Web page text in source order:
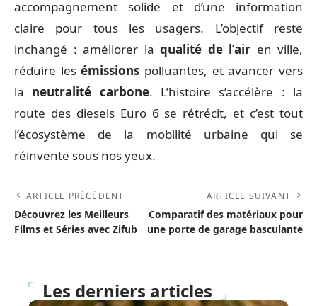
accompagnement solide et d’une information
claire pour tous les usagers. L’objectif reste
inchangé : améliorer la qualité de l’air en ville,
réduire lesémissions polluantes, et avancer vers
la neutralité carbone. L’histoire s’accélère : la
route des diesels Euro 6 se rétrécit, et c’est tout
l’écosystème de la mobilité urbaine qui se
réinvente sous nos yeux.
ARTICLE PRÉCÉDENT
Découvrez les Meilleurs
Films et Séries avec Zifub
ARTICLE SUIVANT
Comparatif des matériaux pour
une porte de garage basculante
Les derniers articles